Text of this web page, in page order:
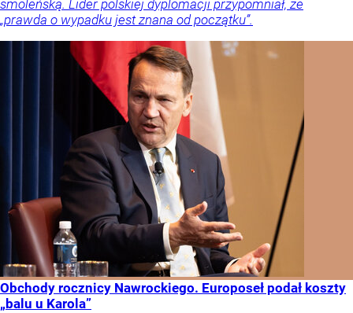
smoleńską. Lider polskiej dyplomacji przypomniał, że
„prawda o wypadku jest znana od początku”.
Obchody rocznicy Nawrockiego. Europoseł podał koszty
„balu u Karola”